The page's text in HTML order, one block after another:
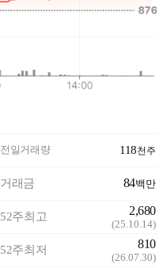
전일거래량 118천주
거래금 84백만
52주최고 2,680
(25.10.14)
52주최저 810
(26.07.30)